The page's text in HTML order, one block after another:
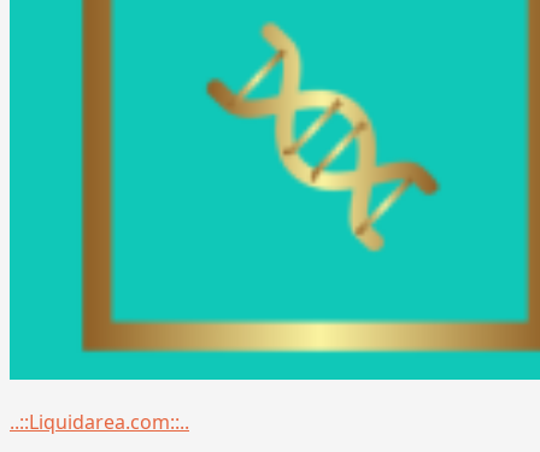
Menu
..::Liquidarea.com::..